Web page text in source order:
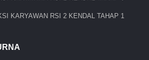
KARYAWAN RSI 2 KENDAL TAHAP 1